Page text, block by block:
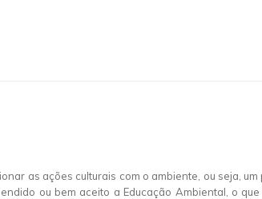
as ações culturais com o ambiente, ou seja,
ou bem aceito a Educação Ambiental, o